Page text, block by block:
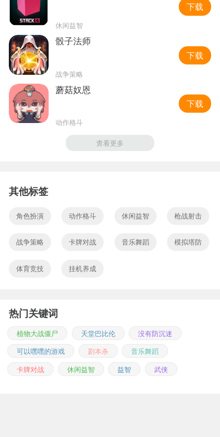
休闲益智
下载
骰子法师
战争策略
下载
蘑菇奴恩
动作格斗
下载
查看更多
其他标签
角色扮演 动作格斗 休闲益智 枪战射击
战争策略 卡牌对战 音乐舞蹈 模拟塔防
体育竞技 挂机养成
热门关键词
植物大战僵尸 天堂巴比伦
没有防沉迷
可以嘿嘿的游戏
剧本杀
音乐舞蹈
卡牌对战
休闲益智 益智 武侠